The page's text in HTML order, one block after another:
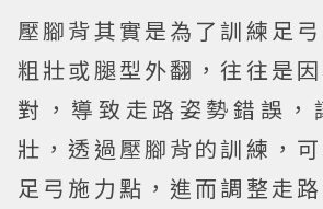
壓腳背其實是為了訓練足
粗壯或腿型外翻，往往是
對，導致走路姿勢錯誤，
壯，透過壓腳背的訓練，
足弓施力點，進而調整走